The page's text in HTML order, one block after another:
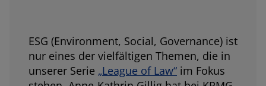
ESG (Environment, Social, Governance) ist
nur eines der vielfältigen Themen, die in
unserer Serie „League of Law“ im Fokus